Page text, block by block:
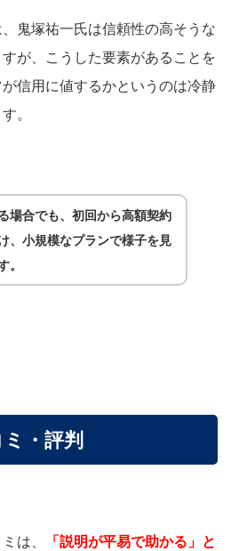
鬼塚祐一氏は信頼性の高そうな
が、こうした要素があることを
信用に値するかというのは冷静
。
場合でも、初回から高額契約
、小規模なプランで様子を見
。
・評判
は、
「説明が平易で助かる」と